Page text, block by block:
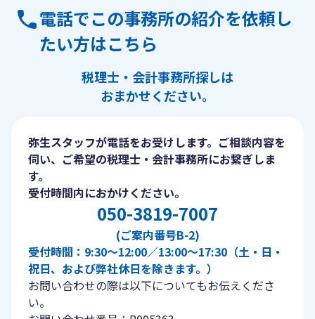
電話でこの事務所の紹介を依頼し
たい方はこちら
税理士・会計事務所探しは
おまかせください。
弥生スタッフが電話をお受けします。ご相談内容を
伺い、ご希望の税理士・会計事務所にお繋ぎしま
す。
受付時間内におかけください。
050-3819-7007
(ご案内番号B-2)
受付時間：9:30〜12:00／13:00〜17:30（土・日・
祝日、および弊社休日を除きます。）
お問い合わせの際は以下についてもお伝えくださ
い。